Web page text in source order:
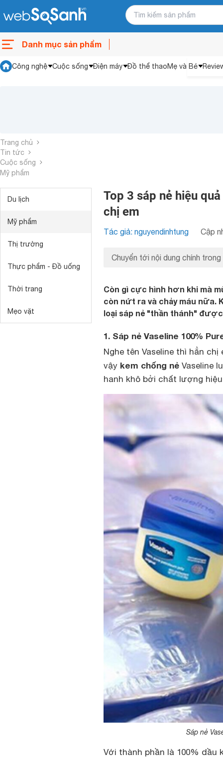
Danh mục sản phẩm
Công nghệ Cuộc sống Điện máy Đồ thể thaoMẹ và Bé
Trang chủ
Tin tức
Cuộc sống
Mỹ phẩm
Du lịch
Mỹ phẩm
Thị trường
Thực phẩm - Đồ uống
Thời trang
Mẹo vặt
Top 3 sáp nẻ hiệu
chị em
Tác giả: nguyendinhtung Cập
Chuyển tới nội dung chính
Còn gì cực hình hơn khi mà
còn nứt ra và chảy máu nữa.
loại sáp nẻ "thần thánh"
1. Sáp nẻ Vaseline 100%
Nghe tên Vaseline thì hẳn
vậy kem chống nẻ Vaseline
hanh khô bởi chất lượng
Sáp nẻ
Với thành phần là 100% dầu